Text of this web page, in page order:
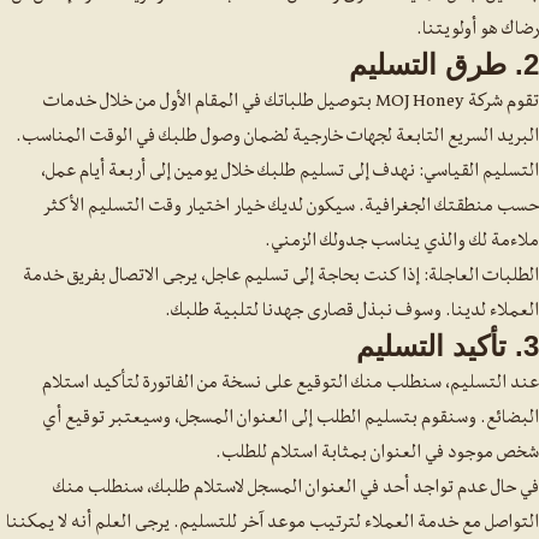
رضاك هو أولويتنا.
2. طرق التسليم
تقوم شركة MOJ Honey بتوصيل طلباتك في المقام الأول من خلال خدمات
البريد السريع التابعة لجهات خارجية لضمان وصول طلبك في الوقت المناسب.
التسليم القياسي: نهدف إلى تسليم طلبك خلال يومين إلى أربعة أيام عمل،
حسب منطقتك الجغرافية. سيكون لديك خيار اختيار وقت التسليم الأكثر
ملاءمة لك والذي يناسب جدولك الزمني.
الطلبات العاجلة: إذا كنت بحاجة إلى تسليم عاجل، يرجى الاتصال بفريق خدمة
العملاء لدينا. وسوف نبذل قصارى جهدنا لتلبية طلبك.
3. تأكيد التسليم
عند التسليم، سنطلب منك التوقيع على نسخة من الفاتورة لتأكيد استلام
البضائع. وسنقوم بتسليم الطلب إلى العنوان المسجل، وسيعتبر توقيع أي
شخص موجود في العنوان بمثابة استلام للطلب.
في حال عدم تواجد أحد في العنوان المسجل لاستلام طلبك، سنطلب منك
التواصل مع خدمة العملاء لترتيب موعد آخر للتسليم. يرجى العلم أنه لا يمكننا